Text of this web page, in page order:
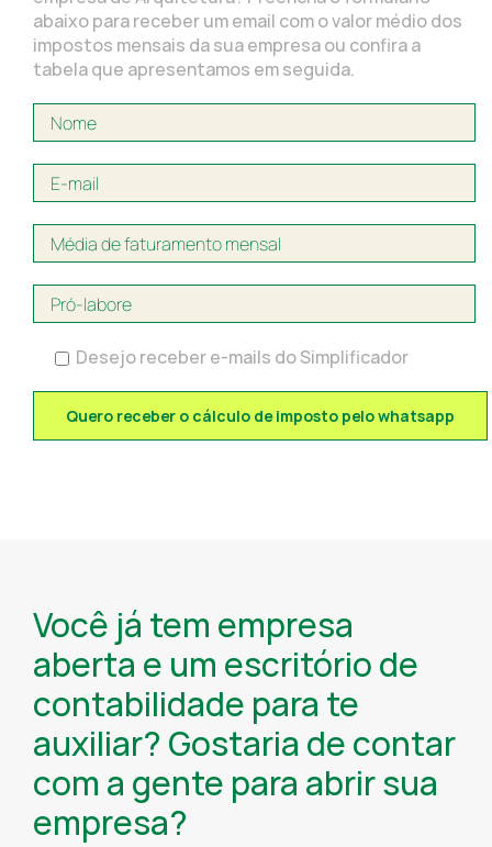
abaixo para receber um email com o valor médio dos
impostos mensais da sua empresa ou confira a
tabela que apresentamos em seguida.
Desejo receber e-mails do Simplificador
Você já tem empresa
aberta e um escritório de
contabilidade para te
auxiliar? Gostaria de contar
com a gente para abrir sua
empresa?